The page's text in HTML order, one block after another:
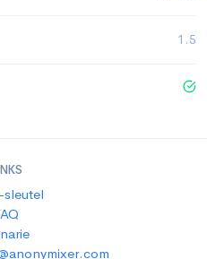
1.5
sleutel